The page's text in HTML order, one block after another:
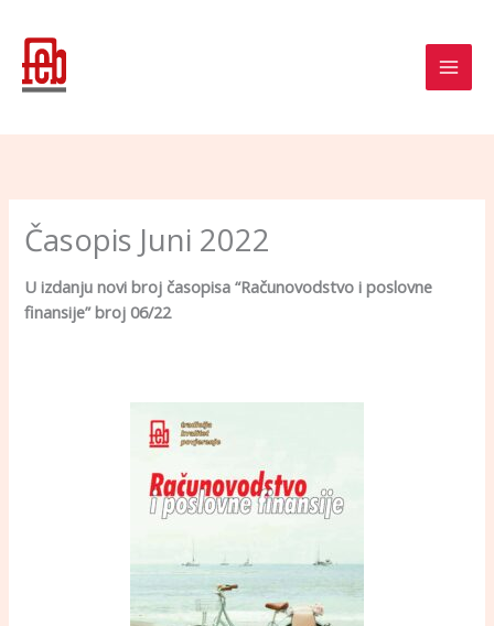
content
Časopis Juni 2022
U izdanju novi broj časopisa “Računovodstvo i poslovne
finansije” broj 06/22